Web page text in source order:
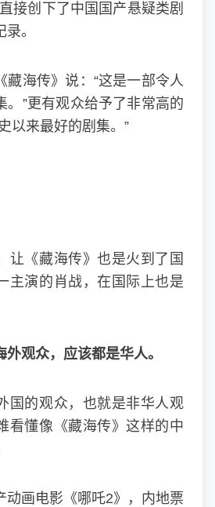
接创下了中国国产悬疑类剧
。
藏海传》说：“这是一部令人
。”更有观众给予了非常高的
以来最好的剧集。”
让《藏海传》也是火到了国
主演的肖战，在国际上也是
外观众，应该都是华人。
国的观众，也就是非华人观
看懂像《藏海传》这样的中
动画电影《哪吒2》，内地票